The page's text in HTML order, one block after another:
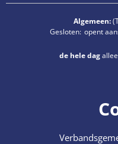
Algemeen:
Klik om extra
Gesloten: opent
de hele dag